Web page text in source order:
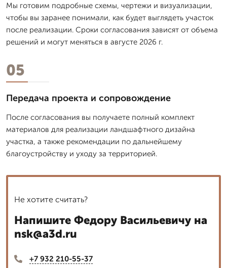
Мы готовим подробные схемы, чертежи и визуализации,
чтобы вы заранее понимали, как будет выглядеть участок
после реализации. Сроки согласования зависят от объема
решений и могут меняться в августе 2026 г.
05
Передача проекта и сопровождение
После согласования вы получаете полный комплект
материалов для реализации ландшафтного дизайна
участка, а также рекомендации по дальнейшему
благоустройству и уходу за территорией.
Не хотите считать?
Напишите Федору Васильевичу на
nsk@a3d.ru
+7 932 210-55-37